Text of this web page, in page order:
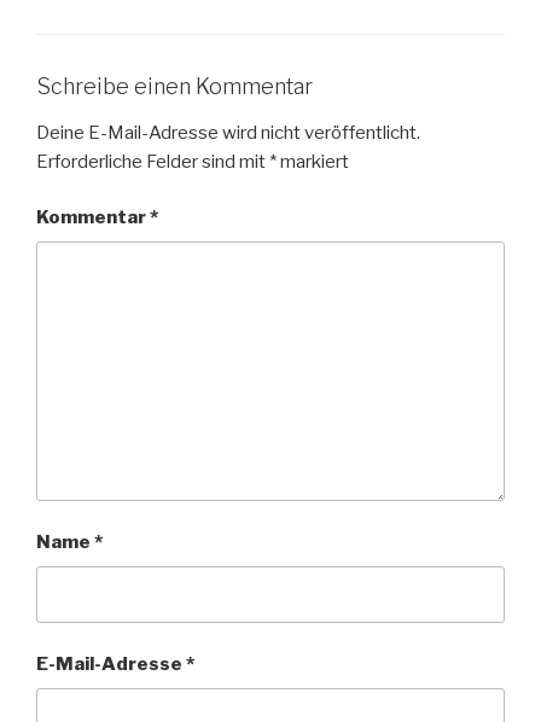
Schreibe einen Kommentar
Deine E-Mail-Adresse wird nicht veröffentlicht.
Erforderliche Felder sind mit *markiert
Kommentar*
Name *
E-Mail-Adresse *